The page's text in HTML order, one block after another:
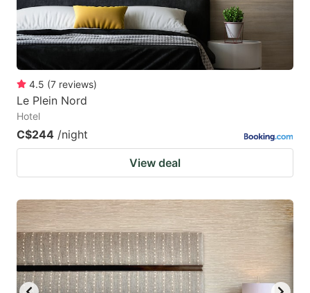
4.5 (7 reviews)
Le Plein Nord
Hotel
C$244 /night
View deal